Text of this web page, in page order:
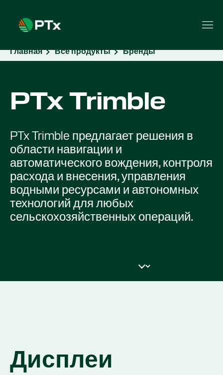
Главная Все продукты Бренды
PTx Trimble
PTx Trimble предлагает решения в
области навигации и
автоматического вождения, контроля
расхода и внесения, управления
водными ресурсами и автономных
технологий для любых
сельскохозяйственных операций.
Дисплеи